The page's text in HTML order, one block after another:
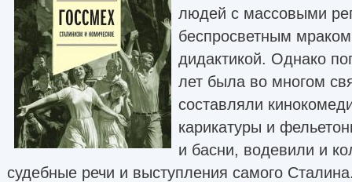
людей с массовыми
беспросветным
дидактикой. Однако
лет была во многом
составляли
карикатуры и
и басни, водевили и
судебные речи и выступления самого